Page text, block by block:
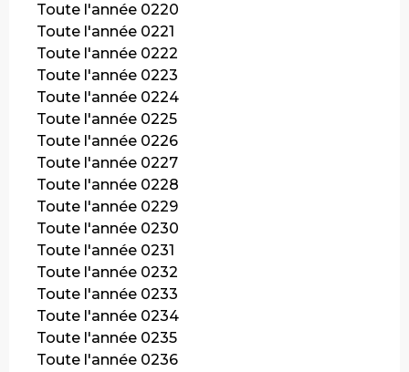
Toute l'année 0220
Toute l'année 0221
Toute l'année 0222
Toute l'année 0223
Toute l'année 0224
Toute l'année 0225
Toute l'année 0226
Toute l'année 0227
Toute l'année 0228
Toute l'année 0229
Toute l'année 0230
Toute l'année 0231
Toute l'année 0232
Toute l'année 0233
Toute l'année 0234
Toute l'année 0235
Toute l'année 0236